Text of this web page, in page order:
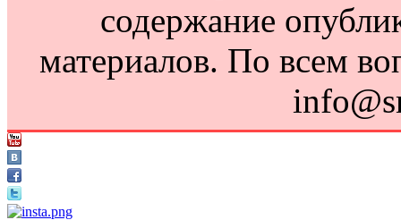
содержание
материалов. По всем